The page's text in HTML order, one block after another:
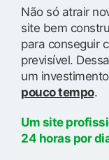
Não só atrair
site bem
para conseguir
previsível.
um
pouco tempo.
Um site
24 horas por